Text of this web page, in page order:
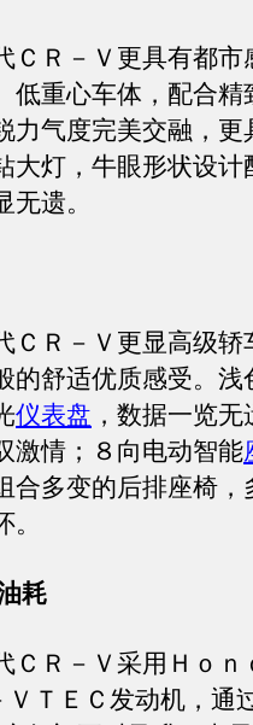
Ｒ－Ｖ更具有都市
低重心车体，配合精
力气度完美交融，更
大灯，牛眼形状设计
遗。
Ｒ－Ｖ更显高级轿
的舒适优质感受。浅
仪表盘 ，数据一览
激情；８向电动智能
合多变的后排座椅，
耗
Ｒ－Ｖ采用Ｈｏｎ
ＶＴＥＣ发动机，通